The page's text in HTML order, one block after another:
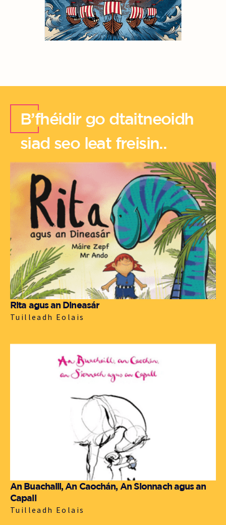
B’fhéidir go dtaitneoidh
siad seo leat freisin..
Rita agus an Dineasár
Tuilleadh Eolais
An Buachaill, An Caochán, An Sionnach agus an
Capall
Tuilleadh Eolais